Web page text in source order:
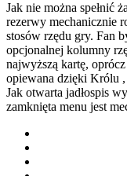
Jak nie można spełnić
rezerwy mechanicznie
stosów rzędu gry. Fan
opcjonalnej kolumny
najwyższą kartę,
opiewana dzięki Królu
Jak otwarta jadłospis
zamknięta menu jest